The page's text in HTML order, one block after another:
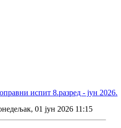
испит 8.разред - јун 2026.
01 јун 2026 11:15